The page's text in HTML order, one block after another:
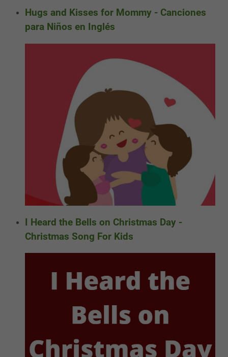
Hugs and Kisses for Mommy - Canciones
para Niños en Inglés
I Heard the Bells on Christmas Day -
Christmas Song For Kids